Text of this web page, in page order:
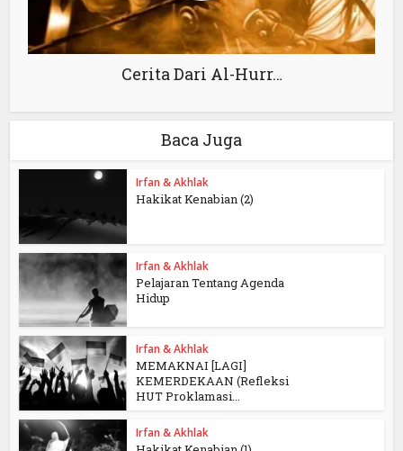
Cerita Dari Al-Hurr…
Baca Juga
Irfan & Akhlak
Hakikat Kenabian (2)
Irfan & Akhlak
Pelajaran Tentang Agenda
Hidup
Irfan & Akhlak
MEMAKNAI [LAGI]
KEMERDEKAAN (Refleksi
HUT Proklamasi...
Irfan & Akhlak